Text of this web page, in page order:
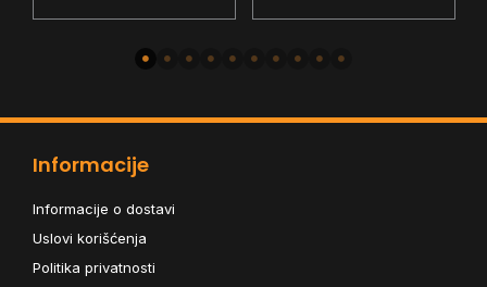
Informacije
Informacije o dostavi
Uslovi korišćenja
Politika privatnosti